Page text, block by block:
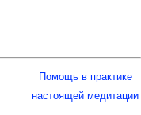
Помощь в практике
настоящей медитации